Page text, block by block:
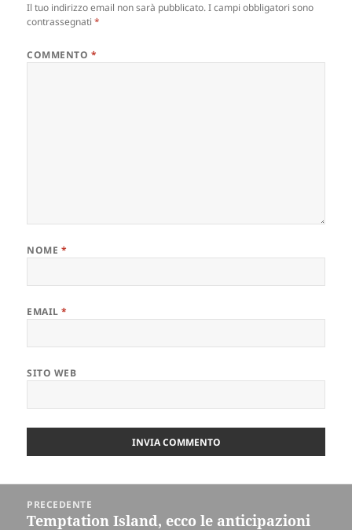
Il tuo indirizzo email non sarà pubblicato. I campi obbligatori sono
contrassegnati*
COMMENTO *
NOME *
EMAIL*
SITO WEB
articoliPRECEDENTE
Articolo
Temptation Island, ecco le anticipazioni